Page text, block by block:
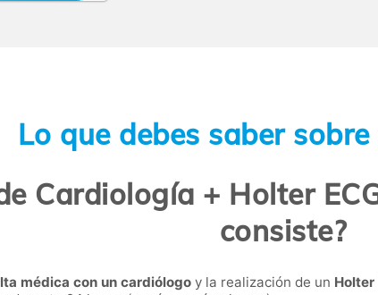
Lo que debes saber
Cardiología + Holter
consiste?
médica con un cardiólogo y la realización de un Holter